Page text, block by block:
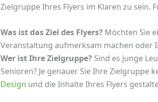
Zielgruppe Ihres Flyers im Klaren zu sein.
Was ist das Ziel des Flyers? Möchten Sie
Veranstaltung aufmerksam machen oder
Wer ist Ihre Zielgruppe? Sind es junge
Senioren? Je genauer Sie Ihre Zielgruppe
Design und die Inhalte Ihres Flyers